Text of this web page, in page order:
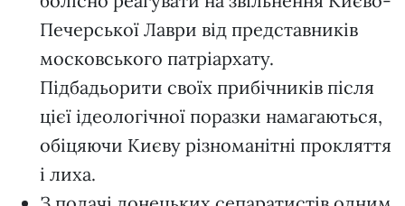
Печерської Лаври від представників
московського патріархату.
Підбадьорити своїх прибічників після
цієї ідеологічної поразки намагаються,
обіцяючи Києву різноманітні прокляття
і лиха.